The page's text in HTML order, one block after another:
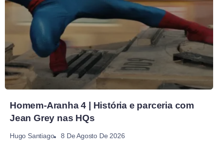
Homem-Aranha 4 | História e parceria com
Jean Grey nas HQs
Hugo Santiago 8 De Agosto De 2026